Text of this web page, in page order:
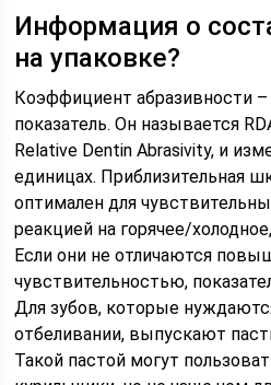
Информация о
на упаковке?
Коэффициент абразивности
показатель. Он называется
Relative Dentin Abrasivity, и
единицах. Приблизительная
оптимален для
реакцией на горячее/
Если они не отличаются
чувствительностью,
Для зубов, которые
отбеливании, выпускают
Такой пастой могут